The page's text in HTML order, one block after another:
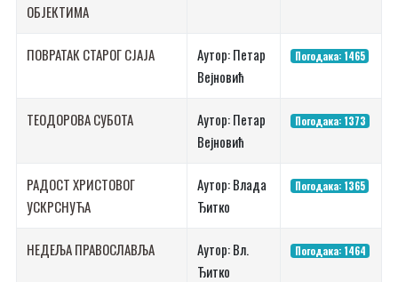
ОБЈЕКТИМА
ПОВРАТАК СТАРОГ СЈАЈА
Аутор: Петар
Вејновић
Погодака: 1465
ТЕОДОРОВА СУБОТА
Аутор: Петар
Вејновић
Погодака: 1373
РАДОСТ ХРИСТОВОГ
УСКРСНУЋА
Аутор: Влада
Ђитко
Погодака: 1365
НЕДЕЉА ПРАВОСЛАВЉА
Аутор: Вл.
Ђитко
Погодака: 1464